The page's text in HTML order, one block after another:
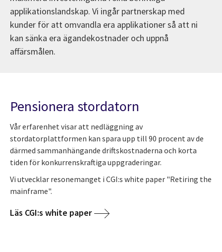
applikationslandskap. Vi ingår partnerskap med
kunder för att omvandla era applikationer så att ni
kan sänka era ägandekostnader och uppnå
affärsmålen.
Pensionera stordatorn
Vår erfarenhet visar att nedläggning av
stordatorplattformen kan spara upp till 90 procent av de
därmed sammanhängande driftskostnaderna och korta
tiden för konkurrenskraftiga uppgraderingar.
Vi utvecklar resonemanget i CGI:s white paper "Retiring the
mainframe".
Läs CGI:s white paper